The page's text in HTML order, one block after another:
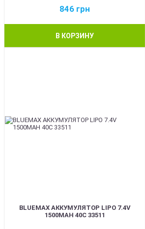
846 грн
В КОРЗИНУ
BLUEMAX АККУМУЛЯТОР LIPO 7.4V
1500MAH 40C 33511